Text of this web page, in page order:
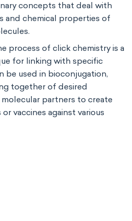
concepts that deal with
and chemical properties of
process of click chemistry is a
for linking with specific
be used in bioconjugation,
together of desired
partners to create
vaccines against various